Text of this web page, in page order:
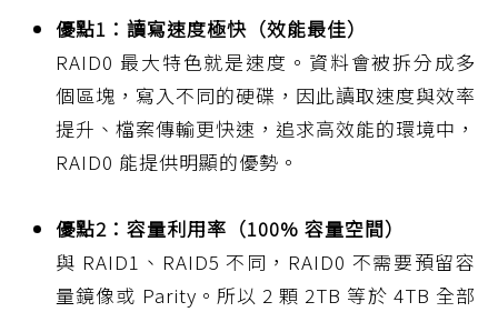
優點1：讀寫速度極快（效能最佳）
RAID0 最大特色就是速度。資料會被拆分成多
個區塊，寫入不同的硬碟，因此讀取速度與效率
提升、檔案傳輸更快速，追求高效能的環境中，
RAID0 能提供明顯的優勢。
優點2：容量利用率（100% 容量空間）
與 RAID1、RAID5 不同，RAID0 不需要預留容
量鏡像或 Parity。所以 2 顆 2TB 等於 4TB 全部